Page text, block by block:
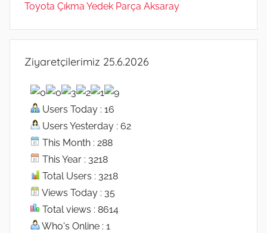
Toyota Çıkma Yedek Parça Aksaray
Ziyaretçilerimiz 25.6.2026
Users Today : 16
Users Yesterday : 62
This Month : 288
This Year : 3218
Total Users : 3218
Views Today : 35
Total views : 8614
Who's Online : 1